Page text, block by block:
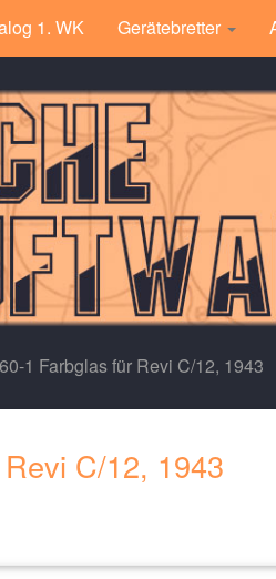
1. WK Gerätebretter
1 Farbglas für Revi C/12, 1943
C/12, 1943